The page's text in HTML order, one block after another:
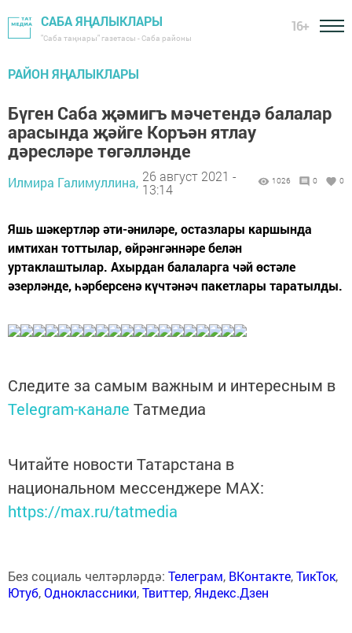
САБА ЯҢАЛЫКЛАРЫ
"Саба таңнары" газетасы - Саба районы
16+
РАЙОН ЯҢАЛЫКЛАРЫ
Бүген Саба җәмигъ мәчетендә балалар
арасында җәйге Коръән ятлау
дәресләре төгәлләнде
Илмира Галимуллина, 26 август 2021 -
13:14
1026 0 0
Яшь шәкертләр әти-әниләре, остазлары каршында
имтихан тоттылар, өйрәнгәннәре белән
уртаклаштылар. Ахырдан балаларга чәй өстәле
әзерләнде, һәрберсенә күчтәнәч пакетлары таратылды.
Следите за самым важным и интересным в
Telegram-канале Татмедиа
Читайте новости Татарстана в
национальном мессенджере MАХ:
https://max.ru/tatmedia
Без социаль челтәрләрдә: Телеграм, ВКонтакте,ТикТок,
Ютуб,Одноклассники,Твиттер, Яндекс.Дзен